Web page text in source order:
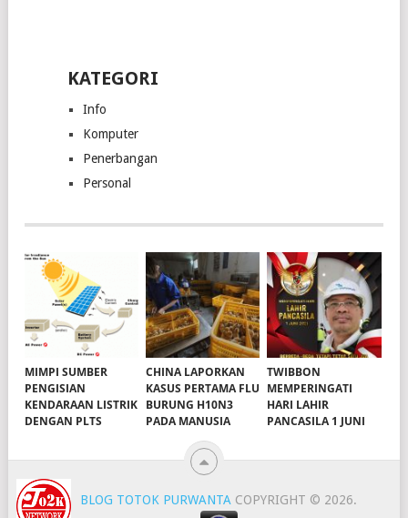
KATEGORI
Info
Komputer
Penerbangan
Personal
MIMPI SUMBER
PENGISIAN
KENDARAAN LISTRIK
DENGAN PLTS
CHINA LAPORKAN
KASUS PERTAMA FLU
BURUNG H10N3
PADA MANUSIA
TWIBBON
MEMPERINGATI
HARI LAHIR
PANCASILA 1 JUNI
BLOG TOTOK PURWANTA COPYRIGHT © 2026.